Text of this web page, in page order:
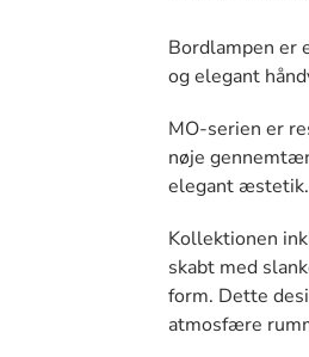
Bordlampen er
og elegant
MO-serien er
nøje
elegant æstetik.
Kollektionen
skabt med
form. Dette
atmosfære